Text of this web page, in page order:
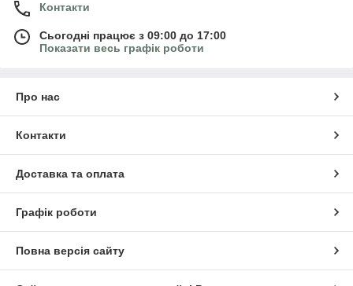
Контакти
Сьогодні працює з 09:00 до 17:00
Показати весь графік роботи
Про нас
Контакти
Доставка та оплата
Графік роботи
Повна версія сайту